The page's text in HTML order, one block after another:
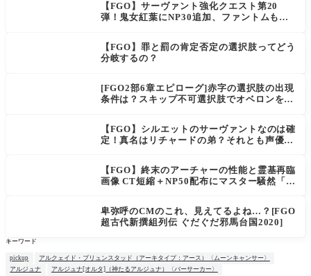
【FGO】サーヴァント強化クエスト第20
弾！鬼女紅葉にNP30追加、ファントムも大
【FGO】罪と罰の肯定否定の選択肢ってどう
分岐するの？
[FGO2部6章エピローグ]赤字の選択肢の出現
条件は？スキップ不可選択肢でオベロンを疑
上がり出てくる
【FGO】シルエットのサーヴァントなのは確
定！真名はリチャードの弟？それとも声優さ
【FGO】終末のアーチャーの性能と霊基再臨
画像 CT短縮＋NP50配布にマスター騒然「普
卑弥呼のCMのこれ、見えてるよね…？[FGO
超古代新撰組列伝 ぐだぐだ邪馬台国2020]
キーワード
pickup
アルクェイド・ブリュンスタッド（アーキタイプ：アース）〈ムーンキャンサー〉
アルジュナ
アルジュナ[オルタ]（神たるアルジュナ）〈バーサーカー〉